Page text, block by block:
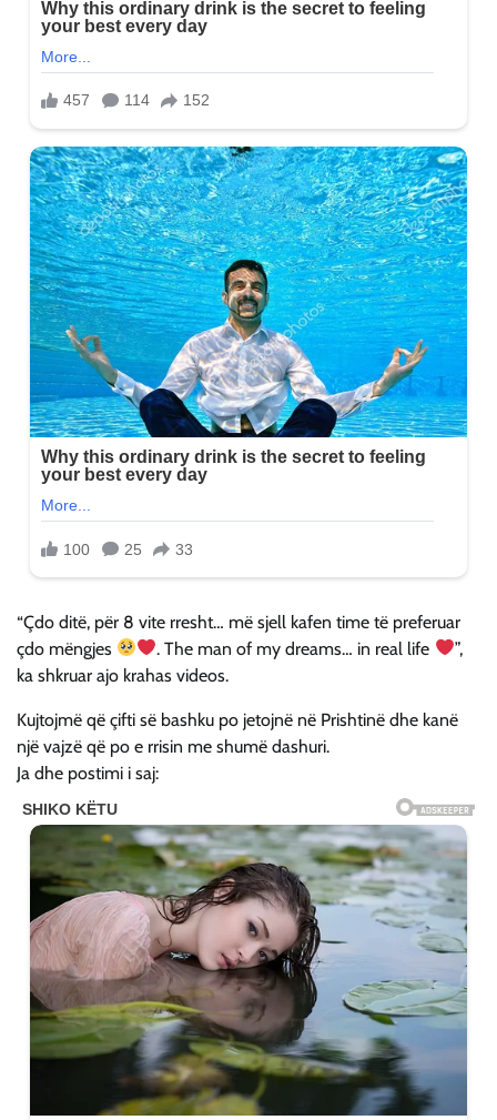
“Çdo ditë, për 8 vite rresht… më sjell kafen time të preferuar
çdo mëngjes
. The man of my dreams… in real life
”,
ka shkruar ajo krahas videos.
Kujtojmë që çifti së bashku po jetojnë në Prishtinë dhe kanë
një vajzë që po e rrisin me shumë dashuri.
Ja dhe postimi i saj: